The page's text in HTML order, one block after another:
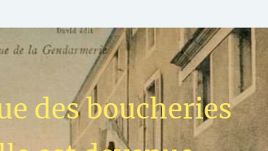
des boucheries